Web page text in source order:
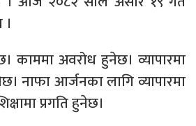
काममा अवरोध हुनेछ। व्यापारमा
नाफा आर्जनका लागि व्यापारमा
प्रगति हुनेछ।